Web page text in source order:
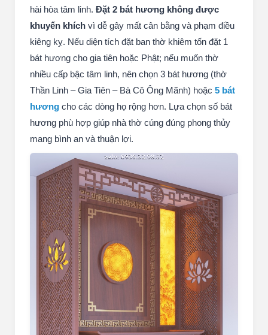
hài hòa tâm linh. Đặt 2 bát hương không được
khuyến khích vì dễ gây mất cân bằng và phạm điều
kiêng kỵ. Nếu diện tích đặt ban thờ khiêm tốn đặt 1
bát hương cho gia tiên hoặc Phật; nếu muốn thờ
nhiều cấp bậc tâm linh, nên chọn 3 bát hương (thờ
Thần Linh – Gia Tiên – Bà Cô Ông Mãnh) hoặc 5 bát
hương cho các dòng họ rộng hơn. Lựa chọn số bát
hương phù hợp giúp nhà thờ cúng đúng phong thủy
mang bình an và thuận lợi.